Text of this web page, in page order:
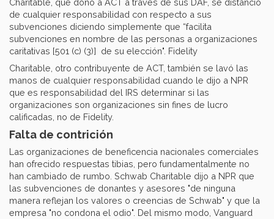
Charitable, que donó a ACT a través de sus DAF, se distanció
de cualquier responsabilidad con respecto a sus
subvenciones diciendo simplemente que “facilita
subvenciones en nombre de las personas a ​​organizaciones
caritativas [501 (c) (3)] de su elección". Fidelity
Charitable, otro contribuyente de ACT, también se lavó las
manos de cualquier responsabilidad cuando le dijo a NPR
que es responsabilidad del IRS determinar si las
organizaciones son organizaciones sin fines de lucro
calificadas, no de Fidelity.
Falta de contrición
Las organizaciones de beneficencia nacionales comerciales
han ofrecido respuestas tibias, pero fundamentalmente no
han cambiado de rumbo. Schwab Charitable dijo a NPR que
las subvenciones de donantes y asesores "de ninguna
manera reflejan los valores o creencias de Schwab" y que la
empresa "no condona el odio". Del mismo modo, Vanguard